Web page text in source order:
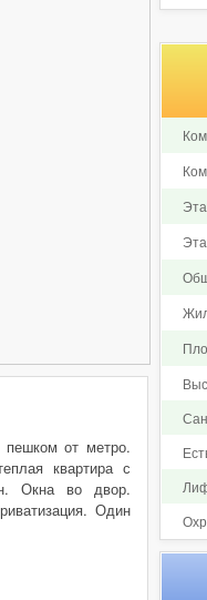
пешком от метро.
квартира с
Окна во двор.
Один